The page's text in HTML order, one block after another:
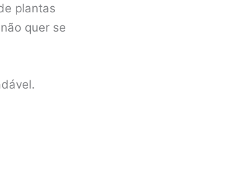
plantas
quer se